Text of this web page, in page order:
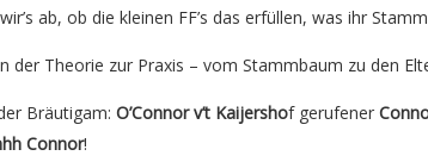
ab, ob die kleinen FF’s das erfüllen, was ihr
der Theorie zur Praxis – vom Stammbaum zu den
Bräutigam: O’Connor v’t Kaijershof gerufener
Connor!